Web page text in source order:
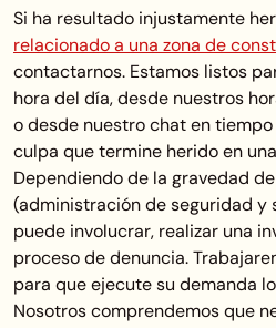
Si ha resultado injustamente
relacionado a una zona de
contactarnos. Estamos listos
hora del día, desde nuestros
o desde nuestro chat en tiempo
culpa que termine herido en
Dependiendo de la gravedad
(administración de seguridad y
puede involucrar, realizar una
proceso de denuncia.
para que ejecute su demanda
Nosotros comprendemos que